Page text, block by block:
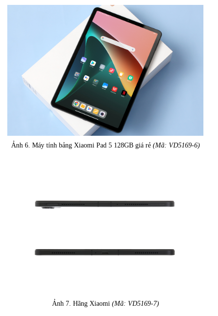
Ảnh 6. Máy tính bảng Xiaomi Pad 5 128GB giá rẻ (Mã: VD5169-6)
Ảnh 7. Hãng Xiaomi (Mã: VD5169-7)